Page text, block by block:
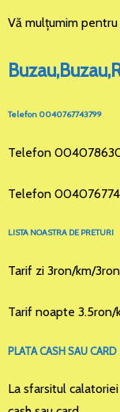
Vă mulţumim
Telefon 0040767743799
Telefon
Telefon
LISTA NOASTRA DE PRETURI
Tarif zi 3ron/km/
Tarif noapte
PLATA CASH SAU CARD
La sfarsitul